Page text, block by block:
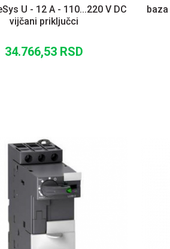
U - 12 A - 110...220 V DC
vijčani priključci
34.766,53 RSD
baza
UPOREDI